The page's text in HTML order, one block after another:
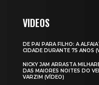
VIDEOS
DE PAI PARA FILHO: A
CIDADE DURANTE 75 ANOS
NICKY JAM ARRASTA
DAS MAIORES NOITES DO
VARZIM (VÍDEO)